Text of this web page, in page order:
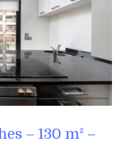
– 130 m² –